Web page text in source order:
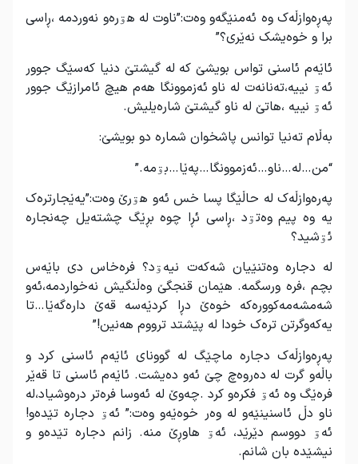
پەڕەوازڵەک وە ئەمنێگەو وەت:”ناوت لە هۊرەو نەوردمە ،ڕاسی
برا و خوەیشک نەێری؟”
ئاێەم ئاسنی تواس بویشێ کە لە گیشتێ دنیا کەسێگ جوور
ئەۊ نییە،تەنانەت لە ناو ئەزموونگا هەم هیچ ئامرازێگ جوور
ئەۊ نییە ،هاتێ لە ناو گیشتێ شارەیلیش.
بەڵام تەنیا توانس پاشخوان شمارە دو بویشێ:
“من…لە…ناو…ئەزموونگا…پەێا…بۊمە.”
پەرەوازڵەک لە حاڵێگا پسا خس ئەو هۊرێ وەت:”یەێجارترەک
یە وە پیم وەتۊد ،ڕاسی ئڕا چوە بڕێگ چشتەیل چەنجارە
ئۊشید؟
لە دجارە وەتنێیان شەکەت نیەۊد؟ فرەخاس دی باێەس
بچم ،فرە ورسگمە. هێمان قنجگێ وەڵنگیش نەخواردمە،ئەو
شەمشەمەکوورەکە خوەێ دڕا کردێەسە قەێ دارەگەێا…تا
یەکەوگرتن ترەک خودا لە پێشتد ترووم هەنین!”
پەڕەوازڵەک دجارە ماچێگ لە گوونای ئاێەم ئاسنی کرد و
باڵەو گرت لە دەروەچ چێ ئەو دەیشت. ئاێەم ئاسنی تا قەێر
فرەێگ وە ئەۊ فکرەو کرد .چەوێ لە ئەوسا فرەتر درەوشیاد،لە
ناو دڵ ئاسنینێەو لە وەر خوەێەو وەت:” ئەۊ دجارە تێدەو!
ئەۊ دووسم دێرێد، ئەۊ هاوڕێ منە. زانم دجارە تێدەو و
نیشێدە بان شانم.